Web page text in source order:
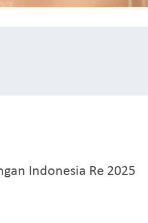
Indonesia Re 2025